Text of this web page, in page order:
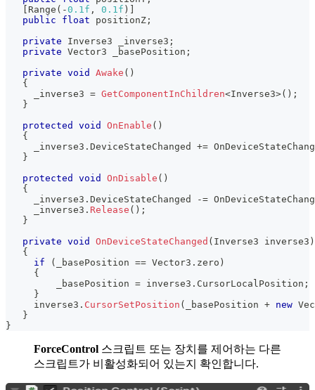
Range ( -0.1f , 0.1f )
public
float positionZ ;
private
Inverse3 _inverse3 ;
private Vector3 _basePosition ;
private void Awake ( )
{
     _inverse3
= GetComponentInChildren<Inverse3>( ) ;
}
protected
void OnEnable ( )
{
     _inverse3
. DeviceStateChanged +=
}
protected
void OnDisable ( )
{
     _inverse3
. DeviceStateChanged -=
     _inverse3
. Release ( ) ;
}
private void OnDeviceStateChanged ( Inverse3 inverse3 )
{
if
( _basePosition == Vector3 . zero )
{
         _basePosition
= inverse3 . CursorLocalPosition ;
}
     inverse3
. CursorSetPosition ( _basePosition + new
}
}
ForceControl 스크립트 또는 장치를 제어하는 다른
스크립트가 비활성화되어 있는지 확인합니다.